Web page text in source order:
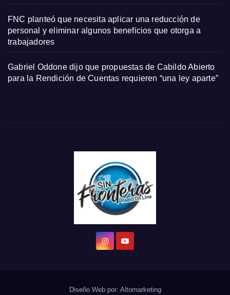
FNC planteó que necesita aplicar una reducción de
personal y eliminar algunos beneficios que otorga a
trabajadores
Gabriel Oddone dijo que propuestas de Cabildo Abierto
para la Rendición de Cuentas requieren “una ley aparte”
Diseño Web por: Altomarketing